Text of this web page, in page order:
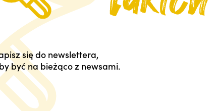
się do newslettera,
być na bieżąco z newsami.